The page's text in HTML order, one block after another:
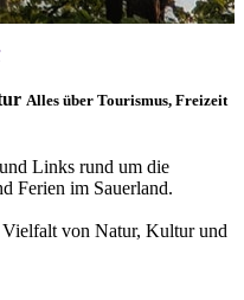
Alles über Tourismus, Freizeit
Links rund um die
Ferien im Sauerland.
von Natur, Kultur und